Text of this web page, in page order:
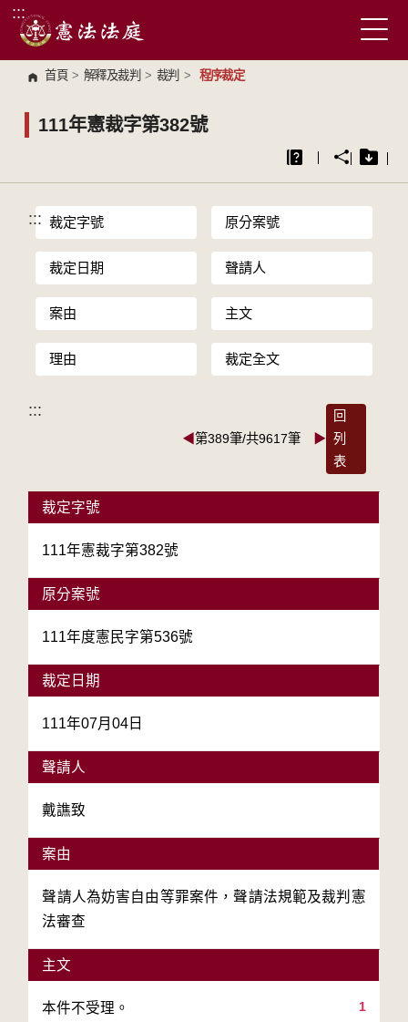
跳到主要內容區塊
:::
首頁 > 解釋及裁判 > 裁判 > 程序裁定
111年憲裁字第382號
::: 裁定字號 原分案號
裁定日期 聲請人
案由 主文
理由 裁定全文
:::
◀第389筆/共9617筆 ▶
回
列
表
裁定字號
111年憲裁字第382號
原分案號
111年度憲民字第536號
裁定日期
111年07月04日
聲請人
戴譙致
案由
聲請人為妨害自由等罪案件，聲請法規範及裁判憲
法審查
主文
1